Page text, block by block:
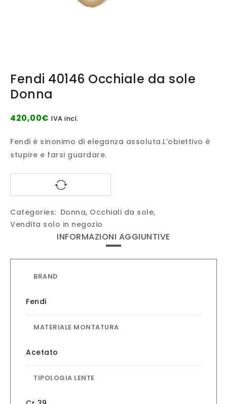
Fendi 40146 Occhiale da sole
Donna
420,00€ IVA incl.
Fendi è sinonimo di eleganza assoluta.L’obiettivo è
stupire e farsi guardare.
Categories: Donna, Occhiali da sole,
Vendita solo in negozio
INFORMAZIONI AGGIUNTIVE
BRAND
Fendi
MATERIALE MONTATURA
Acetato
TIPOLOGIA LENTE